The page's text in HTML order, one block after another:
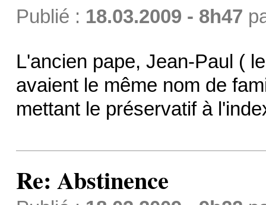
Publié : 18.03.2009 - 8h47
L'ancien pape, Jean-Paul (
avaient le même nom de
mettant le préservatif à
Re: Abstinence